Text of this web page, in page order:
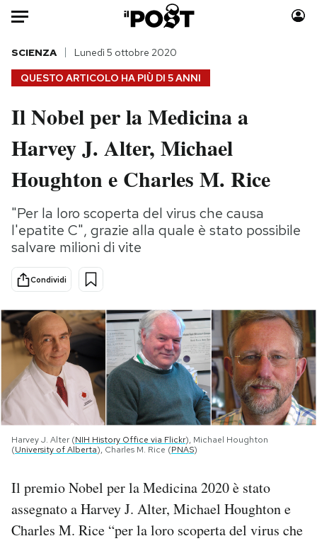
Auto
HOME
Italia
Politica
Tecnologia
Scienza
Cultura
Sport
Moda
Consumismi
Storie/Idee
Media
PODCAST
NEWSLETTER
I MIEI PREFERITI
SHOP
CALENDARIO
QUESTO ARTICOLO HA PIÙ DI 5 ANNI
SCIENZA Lunedì 5 ottobre 2020
Il Nobel per la Medicina a
Harvey J. Alter, Michael
Houghton e Charles M. Rice
"Per la loro scoperta del virus che causa
l'epatite C", grazie alla quale è stato possibile
salvare milioni di vite
Condividi
Harvey J. Alter (NIH History Office via Flickr), Michael Houghton
(University of Alberta), Charles M. Rice (PNAS)
Il premio Nobel per la Medicina 2020 è stato
assegnato a Harvey J. Alter, Michael Houghton e
Charles M. Rice “per la loro scoperta del virus che